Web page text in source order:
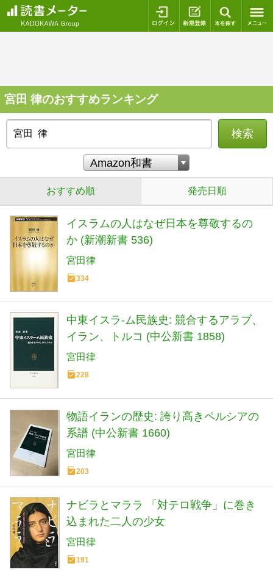
ログイン 新規登録
宮田 律のおすすめランキング
検索
おすすめ順 発売日順
イスラムの人はなぜ日本を尊敬するの
か (新潮新書 536)
宮田律
334
中東イスラ-ム民族史: 競合するアラブ、
イラン、トルコ (中公新書 1858)
宮田律
228
物語イランの歴史: 誇り高きペルシアの
系譜 (中公新書 1660)
宮田律
203
ナビラとマララ 「対テロ戦争」に巻き
込まれた二人の少女
宮田律
191